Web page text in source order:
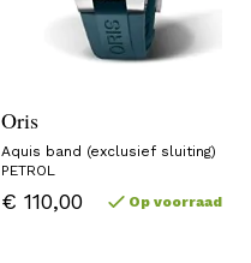
Oris
Aquis band (exclusief sluiting)
PETROL
€ 110,00 Op voorraad